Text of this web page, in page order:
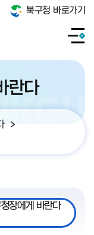
북구청 바로가기
란다
장에게 바란다